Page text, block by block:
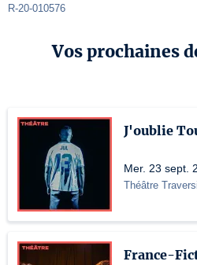
R-20-010576
Vos prochaines
J'oublie
Mer. 23 sept.
Théâtre
France-